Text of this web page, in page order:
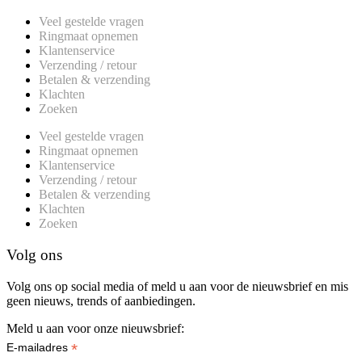
Veel gestelde vragen
Ringmaat opnemen
Klantenservice
Verzending / retour
Betalen & verzending
Klachten
Zoeken
Veel gestelde vragen
Ringmaat opnemen
Klantenservice
Verzending / retour
Betalen & verzending
Klachten
Zoeken
Volg ons
Volg ons op social media of meld u aan voor de nieuwsbrief en mis
geen nieuws, trends of aanbiedingen.
Meld u aan voor onze nieuwsbrief:
E-mailadres *